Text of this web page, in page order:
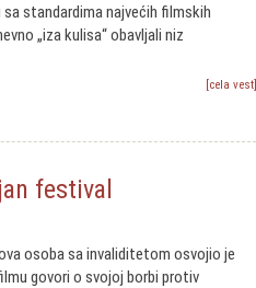
standardima najvećih filmskih
„iza kulisa“ obavljali niz
[cela vest]
festival
osoba sa invaliditetom osvojio je
govori o svojoj borbi protiv